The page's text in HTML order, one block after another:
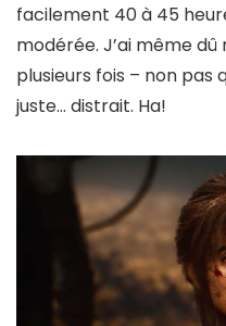
facilement 40 à 45
modérée. J’ai même
plusieurs fois – non pas
juste… distrait. Ha!